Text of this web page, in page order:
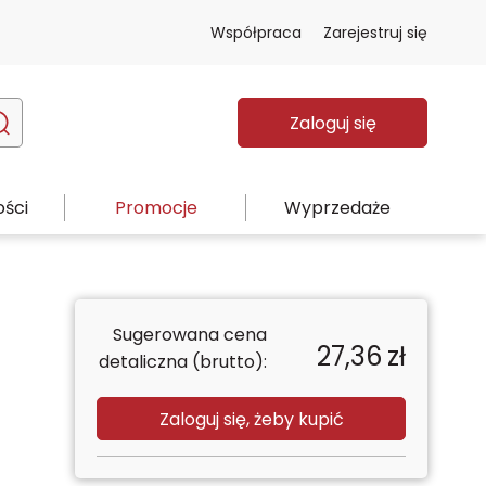
Współpraca Zarejestruj się
Zaloguj się
Promocje Wyprzedaże
Sugerowana cena
detaliczna (brutto):
27,36 zł
Zaloguj się, żeby kupić